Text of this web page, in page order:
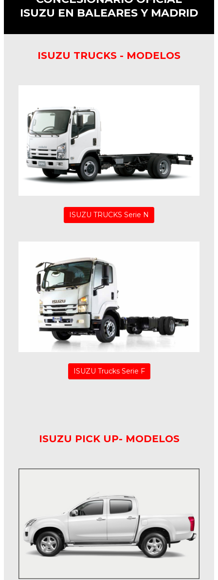
ISUZU EN BALEARES Y MADRID
ISUZU TRUCKS - MODELOS
ISUZU TRUCKS Serie N
ISUZU Trucks Serie F
ISUZU PICK UP- MODELOS